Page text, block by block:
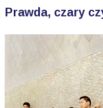
Prawda, czary